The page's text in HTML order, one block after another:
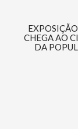
CHEGA AO
DA